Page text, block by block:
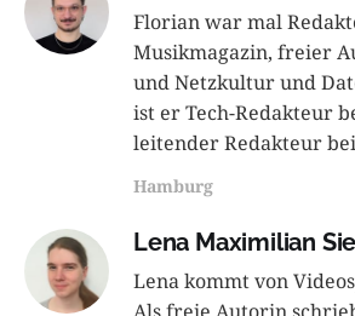
Florian war mal
Musikmagazin, freier
und Netzkultur und
ist er Tech-Redakteur
leitender Redakteur
Hamburg
Lena Maximilian
Lena kommt von